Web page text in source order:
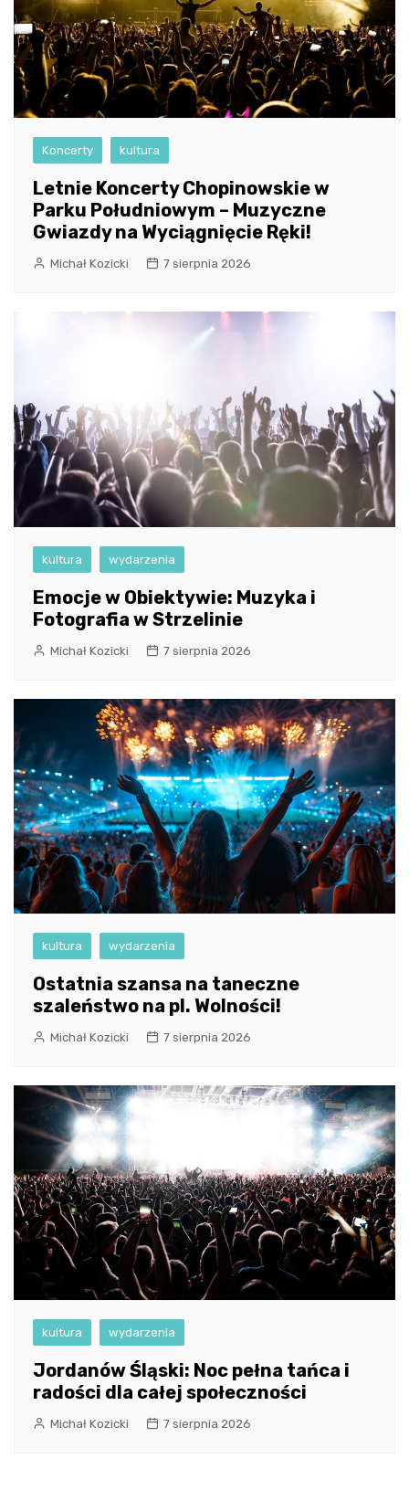
Koncerty kultura
Letnie Koncerty Chopinowskie w
Parku Południowym – Muzyczne
Gwiazdy na Wyciągnięcie Ręki!
Michał Kozicki 7 sierpnia 2026
kultura wydarzenia
Emocje w Obiektywie: Muzyka i
Fotografia w Strzelinie
Michał Kozicki 7 sierpnia 2026
kultura wydarzenia
Ostatnia szansa na taneczne
szaleństwo na pl. Wolności!
Michał Kozicki 7 sierpnia 2026
kultura wydarzenia
Jordanów Śląski: Noc pełna tańca i
radości dla całej społeczności
Michał Kozicki 7 sierpnia 2026